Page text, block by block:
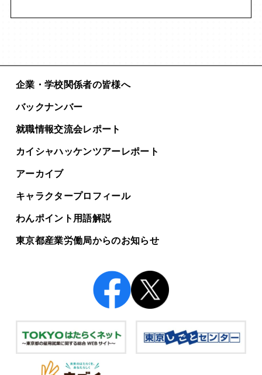
企業・学校関係者の皆様へ
バックナンバー
就職情報交流会レポート
カイシャハッケンツアーレポート
アーカイブ
キャラクタープロフィール
わんポイント用語解説
東京都産業労働局からのお知らせ